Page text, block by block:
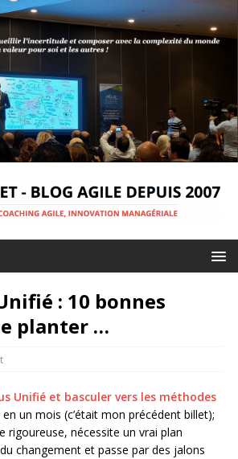
: 10 bonnes
planter …
Unifié et basculer vers les méthodes
un mois (c’était mon précédent billet);
rigoureuse, nécessite un vrai plan
changement et passe par des jalons